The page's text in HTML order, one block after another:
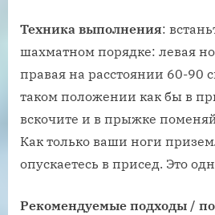
Техника выполнения:
шахматном порядке: левая
правая на расстоянии 60-90
таком положении как бы в
вскочите и в прыжке
Как только ваши ноги
опускаетесь в присед. Это
Рекомендуемые подходы /